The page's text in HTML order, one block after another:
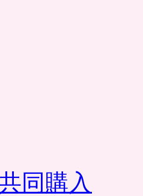
同購入